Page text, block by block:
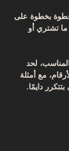
بخطوة على
تشتري أو
لحد
مع أمثلة
دايمًا.